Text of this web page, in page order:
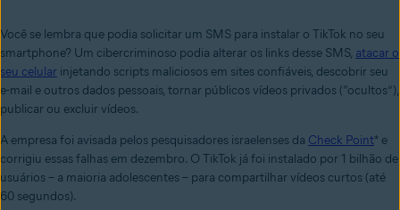
Você se lembra que podia solicitar um SMS para instalar o TikTok no seu
smartphone? Um cibercriminoso podia alterar os links desse SMS, atacar o
seu celular injetando scripts maliciosos em sites confiáveis, descobrir seu
e-mail e outros dados pessoais, tornar públicos vídeos privados (“ocultos”),
publicar ou excluir vídeos.
A empresa foi avisada pelos pesquisadores israelenses da Check Point* e
corrigiu essas falhas em dezembro. O TikTok já foi instalado por 1 bilhão de
usuários – a maioria adolescentes – para compartilhar vídeos curtos (até
60 segundos).